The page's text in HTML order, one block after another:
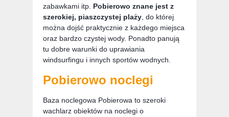
zabawkami itp. Pobierowo znane jest z
szerokiej, piaszczystej plaży , do której
można dojść praktycznie z każdego miejsca
oraz bardzo czystej wody. Ponadto panują
tu dobre warunki do uprawiania
windsurfingu i innych sportów wodnych.
Pobierowo noclegi
Baza noclegowa Pobierowa to szeroki
wachlarz obiektów na noclegi o